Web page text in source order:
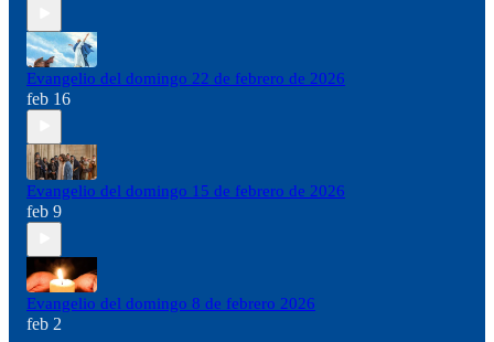
Evangelio del domingo 22 de febrero de 2026
feb 16
Evangelio del domingo 15 de febrero de 2026
feb 9
Evangelio del domingo 8 de febrero 2026
feb 2